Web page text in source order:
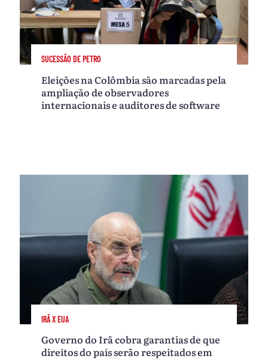
SUCESSÃO DE PETRO
Eleições na Colômbia são marcadas pela
ampliação de observadores
internacionais e auditores de software
IRÃ X EUA
Governo do Irã cobra garantias de que
direitos do país serão respeitados em